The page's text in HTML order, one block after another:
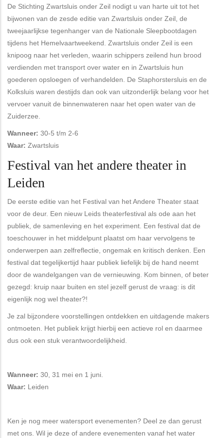
De Stichting Zwartsluis onder Zeil nodigt u van harte uit tot het
bijwonen van de zesde editie van Zwartsluis onder Zeil, de
tweejaarlijkse tegenhanger van de Nationale Sleepbootdagen
tijdens het Hemelvaartweekend. Zwartsluis onder Zeil is een
knipoog naar het verleden, waarin schippers zeilend hun brood
verdienden met transport over water en in Zwartsluis hun
goederen opsloegen of verhandelden. De Staphorstersluis en de
Kolksluis waren destijds dan ook van uitzonderlijk belang voor het
vervoer vanuit de binnenwateren naar het open water van de
Zuiderzee.
Wanneer: 30-5 t/m 2-6
Waar: Zwartsluis
Festival van het andere theater in
Leiden
De eerste editie van het Festival van het Andere Theater staat
voor de deur. Een nieuw Leids theaterfestival als ode aan het
publiek, de samenleving en het experiment. Een festival dat de
toeschouwer in het middelpunt plaatst om haar vervolgens te
onderwerpen aan zelfreflectie, ongemak en kritisch denken. Een
festival dat tegelijkertijd haar publiek liefelijk bij de hand neemt
door de wandelgangen van de vernieuwing. Kom binnen, of beter
gezegd: kruip naar buiten en stel jezelf gerust de vraag: is dit
eigenlijk nog wel theater?!
Je zal bijzondere voorstellingen ontdekken en uitdagende makers
ontmoeten. Het publiek krijgt hierbij een actieve rol en daarmee
dus ook een stuk verantwoordelijkheid.
Wanneer: 30, 31 mei en 1 juni.
Waar: Leiden
Ken je nog meer watersport evenementen? Deel ze dan gerust
met ons. Wil je deze of andere evenementen vanaf het water